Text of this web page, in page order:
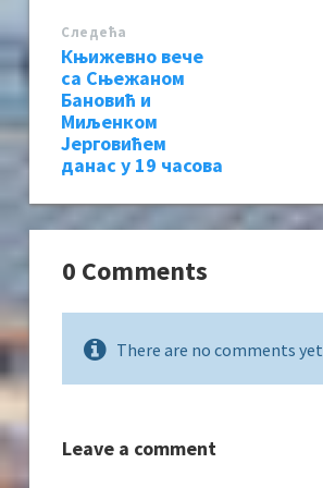
Следећa
Књижевно вече
са Сњежаном
Бановић и
Миљенком
Јерговићем
данас у 19 часова
0 Comments
There are no comments yet
Leave a comment